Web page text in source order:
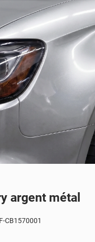
argent métal
CB1570001